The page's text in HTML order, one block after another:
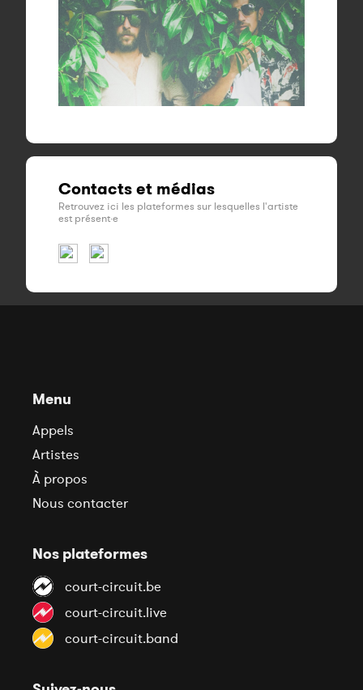
Contacts et médias
Retrouvez ici les plateformes sur lesquelles l'artiste
est présent·e
Menu
Appels
Artistes
À propos
Nous contacter
Nos plateformes
court-circuit.be
court-circuit.live
court-circuit.band